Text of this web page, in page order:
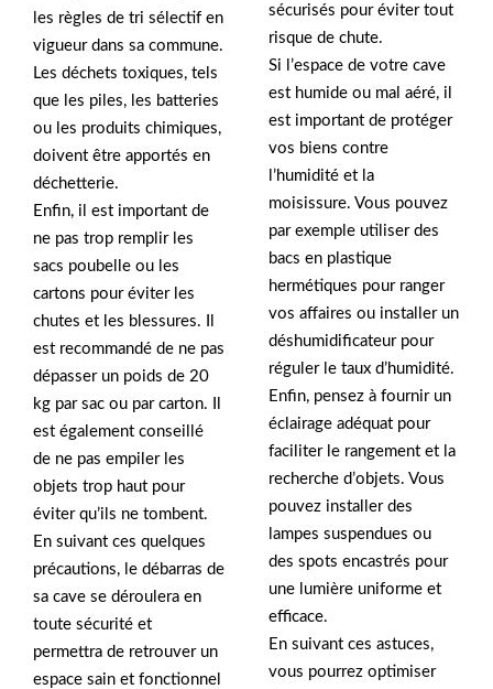
les règles de tri sélectif en
vigueur dans sa commune.
Les déchets toxiques, tels
que les piles, les batteries
ou les produits chimiques,
doivent être apportés en
déchetterie.
Enfin, il est important de
ne pas trop remplir les
sacs poubelle ou les
cartons pour éviter les
chutes et les blessures. Il
est recommandé de ne pas
dépasser un poids de 20
kg par sac ou par carton. Il
est également conseillé
de ne pas empiler les
objets trop haut pour
éviter qu’ils ne tombent.
En suivant ces quelques
précautions, le débarras de
sa cave se déroulera en
toute sécurité et
permettra de retrouver un
espace sain et fonctionnel
sécurisés pour éviter tout
risque de chute.
Si l’espace de votre cave
est humide ou mal aéré, il
est important de protéger
vos biens contre
l’humidité et la
moisissure. Vous pouvez
par exemple utiliser des
bacs en plastique
hermétiques pour ranger
vos affaires ou installer un
déshumidificateur pour
réguler le taux d’humidité.
Enfin, pensez à fournir un
éclairage adéquat pour
faciliter le rangement et la
recherche d’objets. Vous
pouvez installer des
lampes suspendues ou
des spots encastrés pour
une lumière uniforme et
efficace.
En suivant ces astuces,
vous pourrez optimiser